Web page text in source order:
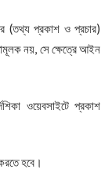
(তথ্য প্রকাশ ও প্রচার)
নয়, সে ক্ষেত্রে আইন
ওয়েবসাইটে প্রকাশ
হবে।